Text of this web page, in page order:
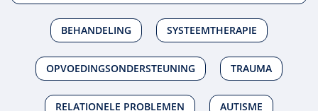
BEHANDELING SYSTEEMTHERAPIE
OPVOEDINGSONDERSTEUNING TRAUMA
RELATIONELE PROBLEMEN AUTISME